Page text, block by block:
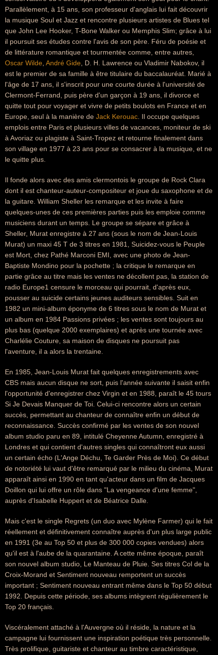
Parallèlement, à 15 ans, son professeur d'anglais lui fait découvrir
la musique Soul et Jazz et rencontre plusieurs artistes de Blues tel
que John Lee Hooker, T-Bone Walker ou Memphis Slim; grâce à lui
il poursuit ses études contre l'avis de son père. Féru de poésie et
de littérature romantique et tourmentée comme, entre autres,
Oscar Wilde André Gide , D. H. Lawrence ou Vladimir Nabokov, il
est le premier de sa famille à être titulaire du baccalauréat. Marié à
l'âge de 17 ans, il s'inscrit pour une courte durée à l'université de
Clermont-Ferrand, puis père d'un garçon à 19 ans, il divorce et
quitte tout pour voyager et vivre de petits boulots en France et en
Europe, seul à la manière de Jack Kerouac . Il occupe quelques
emplois entre Paris et plusieurs villes de vacances, moniteur de ski
à Avoriaz ou plagiste à Saint-Tropez et retourne finalement dans
son village en 1977 à 23 ans pour se consacrer à la musique, et ne
le quitte plus.
Il fonde alors avec des amis clermontois le groupe de Rock Clara
dont il est chanteur-auteur-compositeur et joue du saxophone et de
la guitare. William Sheller les remarque et les invite à faire
quelques-unes de ces premières parties puis les emploie comme
musiciens durant un temps. Le groupe se sépare et grâce à
Sheller, Murat enregistre à 27 ans (sous le nom de Jean-Louis
Murat) un maxi 45 T de 3 titres en 1981, Suicidez-vous le Peuple
est Mort, chez Pathé Marconi EMI, avec une photo de Jean-
Baptiste Mondino pour la pochette ; la critique le remarque en
partie grâce au titre mais les ventes ne décollent pas, la station de
radio Europe1 censure le morceau qui pourrait, d'après eux,
pousser au suicide certains jeunes auditeurs sensibles. Suit en
1982 un mini-album éponyme de 6 titres sous le nom de Murat et
un album en 1984 Passions privées ; les ventes sont toujours au
plus bas (quelque 2000 exemplaires) et après une tournée avec
Charlélie Couture, sa maison de disques ne poursuit pas
l'aventure, il a alors la trentaine.
En 1985, Jean-Louis Murat fait quelques enregistrements avec
CBS mais aucun disque ne sort, puis l'année suivante il saisit enfin
l'opportunité d'enregistrer chez Virgin et en 1988, paraît le 45 tours
Si Je Devais Manquer de Toi. Celui-ci rencontre alors un certain
succès, permettant au chanteur de connaître enfin un début de
reconnaissance. Succès confirmé par les ventes de son nouvel
album studio paru en 89, intitulé Cheyenne Autumn, enregistré à
Londres et qui contient d'autres singles qui connaîtront eux aussi
un certain écho (L'Ange Déchu, Te Garder Près de Moi). Ce début
de notoriété lui vaut d'être remarqué par le milieu du cinéma, Murat
apparaît ainsi en 1990 en tant qu'acteur dans un film de Jacques
Doillon qui lui offre un rôle dans "La vengeance d'une femme",
auprès d'Isabelle Huppert et de Béatrice Dalle.
Mais c'est le single Regrets (un duo avec Mylène Farmer) qui le fait
réellement et définitivement connaître auprès d'un plus large public
en 1991 (3e au Top 50 et plus de 300 000 copies vendues) alors
qu'il est à l'aube de la quarantaine. A cette même époque, paraît
son nouvel album studio, Le Manteau de Pluie. Ses titres Col de la
Croix-Morand et Sentiment nouveau remportent un succès
important ; Sentiment nouveau entrant même dans le Top 50 début
1992. Depuis cette période, ses albums intègrent régulièrement le
Top 20 français.
Viscéralement attaché à l'Auvergne où il réside, la nature et la
campagne lui fournissent une inspiration poétique très personnelle.
Très prolifique, guitariste et chanteur au timbre caractéristique,